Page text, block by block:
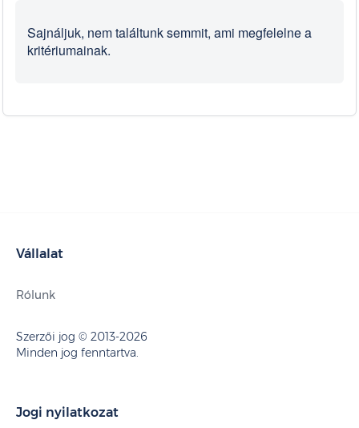
Sajnáljuk, nem találtunk semmit, ami megfelelne a
kritériumainak.
Vállalat
Rólunk
Szerzői jog © 2013-2026
Minden jog fenntartva.
Jogi nyilatkozat